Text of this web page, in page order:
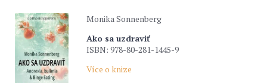
Monika Sonnenberg
Ako sa uzdraviť
ISBN: 978-80-281-1445-9
Více o knize